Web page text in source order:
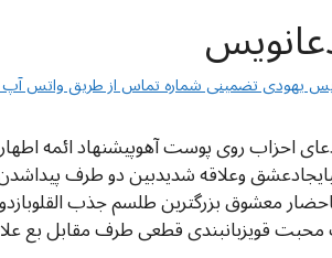
تضمینی شماره تماس از طریق واتس آپ
احزاب روی پوست آهوپیشنهاد ائمه
وعلاقه شدیدبین دو طرف
معشوق بزرگترین طلسم جذب
محبت قویزبانبندی قطعی طرف مقابل بع